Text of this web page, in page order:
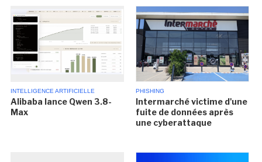
INTELLIGENCE ARTIFICIELLE
Alibaba lance Qwen 3.8-
Max
PHISHING
Intermarché victime d'une
fuite de données après
une cyberattaque